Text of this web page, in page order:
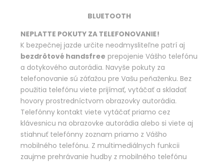
BLUETOOTH
NEPLATTE POKUTY ZA TELEFONOVANIE!
K bezpečnej jazde určite neodmysliteľne patrí aj
bezdrôtové handsfree prepojenie Vášho telefónu
a dotykového autorádia. Navyše pokuty za
telefonovanie sú záťažou pre Vašu peňaženku. Bez
použitia telefónu viete prijímať, vytáčať a skladať
hovory prostredníctvom obrazovky autorádia.
Telefónny kontakt viete vytáčať priamo cez
klávesnicu na obrazovke autorádia alebo si viete aj
stiahnuť telefónny zoznam priamo z Vášho
mobilného telefónu. Z multimediálnych funkcii
zaujme prehrávanie hudby z mobilného telefónu